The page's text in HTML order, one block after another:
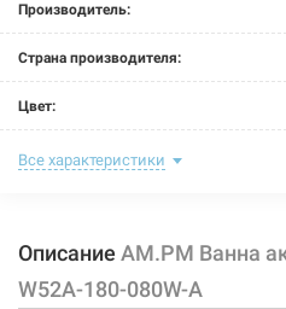
Производитель:
Страна производителя:
Цвет:
Комплектация:
Объем:
Размер:
Все характеристики
Описание AM.PM Ванна
W52A-180-080W-A